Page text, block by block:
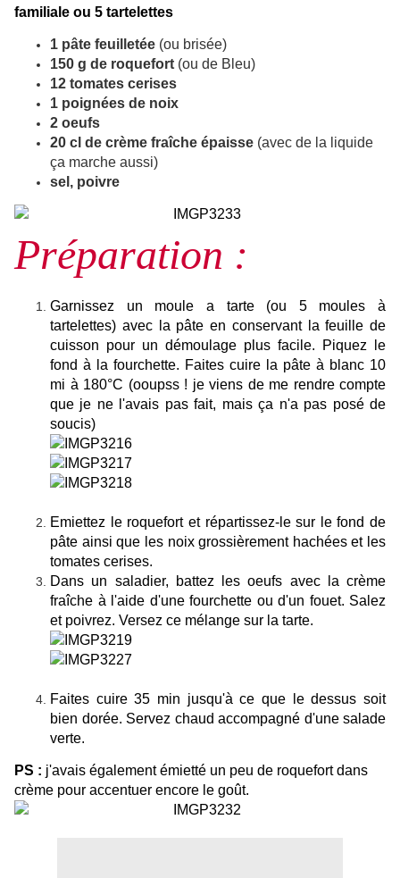
familiale ou 5 tartelettes
1 pâte feuilletée (ou brisée)
150 g de roquefort (ou de Bleu)
12 tomates cerises
1 poignées de noix
2 oeufs
20 cl de crème fraîche épaisse (avec de la liquide
ça marche aussi)
sel, poivre
Préparation :
Garnissez un moule a tarte (ou 5 moules à
tartelettes) avec la pâte en conservant la feuille de
cuisson pour un démoulage plus facile. Piquez le
fond à la fourchette. Faites cuire la pâte à blanc 10
mi à 180°C (ooupss ! je viens de me rendre compte
que je ne l'avais pas fait, mais ça n'a pas posé de
soucis)
Emiettez le roquefort et répartissez-le sur le fond de
pâte ainsi que les noix grossièrement hachées et les
tomates cerises.
Dans un saladier, battez les oeufs avec la crème
fraîche à l'aide d'une fourchette ou d'un fouet. Salez
et poivrez. Versez ce mélange sur la tarte.
Faites cuire 35 min jusqu'à ce que le dessus soit
bien dorée. Servez chaud accompagné d'une salade
verte.
PS : j'avais également émietté un peu de roquefort dans
crème pour accentuer encore le goût.